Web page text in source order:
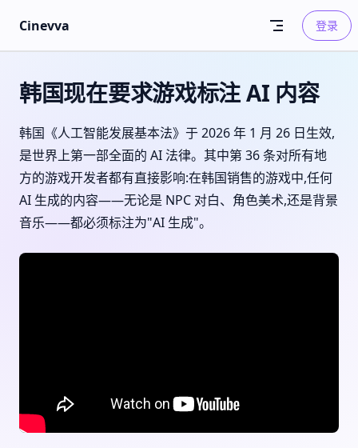
Skip to content
Cinevva 登录
韩国现在要求游戏标注 AI 内容
韩国《人工智能发展基本法》于 2026 年 1 月 26 日生效,
是世界上第一部全面的 AI 法律。其中第 36 条对所有地
方的游戏开发者都有直接影响:在韩国销售的游戏中,任何
AI 生成的内容——无论是 NPC 对白、角色美术,还是背景
音乐——都必须标注为"AI 生成"。